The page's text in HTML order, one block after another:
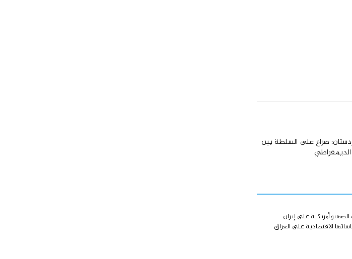
صراع علی السلطة بين
الديمقراطي
الصهيوأمريكية على إيران
الاقتصادية على العراق